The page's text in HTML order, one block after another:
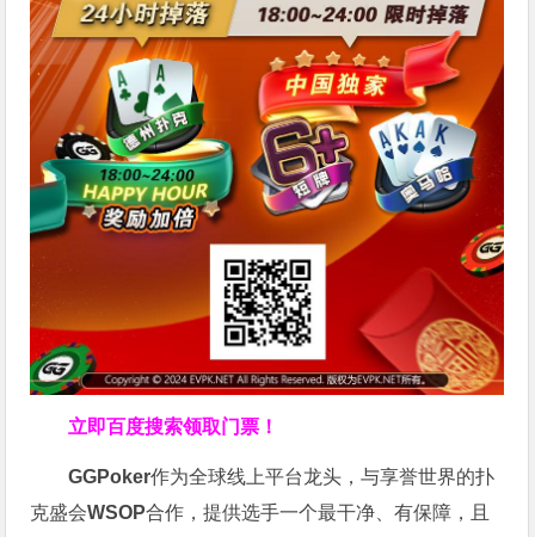
立即百度搜索领取门票！
GGPoker作为全球线上平台龙头，与享誉世界的扑
克盛会WSOP合作，提供选手一个最干净、有保障，且